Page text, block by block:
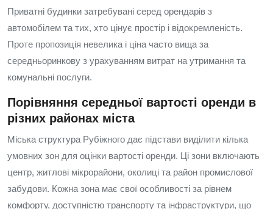
Приватні будинки затребувані серед орендарів з
автомобілем та тих, хто цінує простір і відокремленість.
Проте пропозиція невелика і ціна часто вища за
середньоринкову з урахуванням витрат на утримання та
комунальні послуги.
Порівняння середньої вартості оренди в
різних районах міста
Міська структура Рубіжного дає підстави виділити кілька
умовних зон для оцінки вартості оренди. Ці зони включають
центр, житлові мікрорайони, околиці та район промислової
забудови. Кожна зона має свої особливості за рівнем
комфорту, доступністю транспорту та інфраструктури, що